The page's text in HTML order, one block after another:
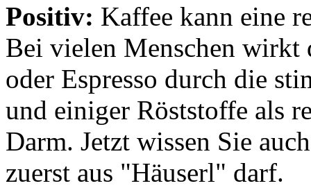
Positiv: Kaffee kann eine
Bei vielen Menschen wirkt
oder Espresso durch die
und einiger Röststoffe als
Darm. Jetzt wissen Sie
zuerst aus "Häuserl" darf.